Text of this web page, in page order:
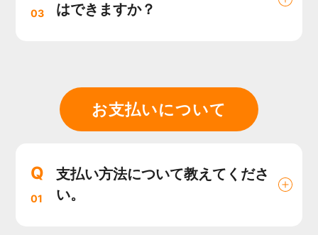
03
はできますか？
お支払いについて
Q
01
支払い方法について教えてくださ
い。